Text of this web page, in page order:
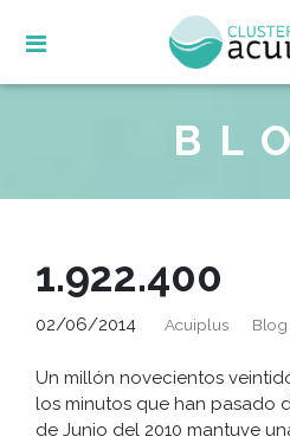
1.922.400
02/06/2014 Acuiplus Blog
Un millón novecientos
los minutos que han pasado
de Junio del 2010 mantuve